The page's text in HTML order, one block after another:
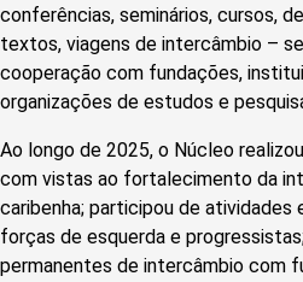
conferências, seminários, cursos,
textos, viagens de intercâmbio –
cooperação com fundações,
organizações de estudos e
Ao longo de 2025, o Núcleo
com vistas ao fortalecimento da
caribenha; participou de atividades
forças de esquerda e
permanentes de intercâmbio com